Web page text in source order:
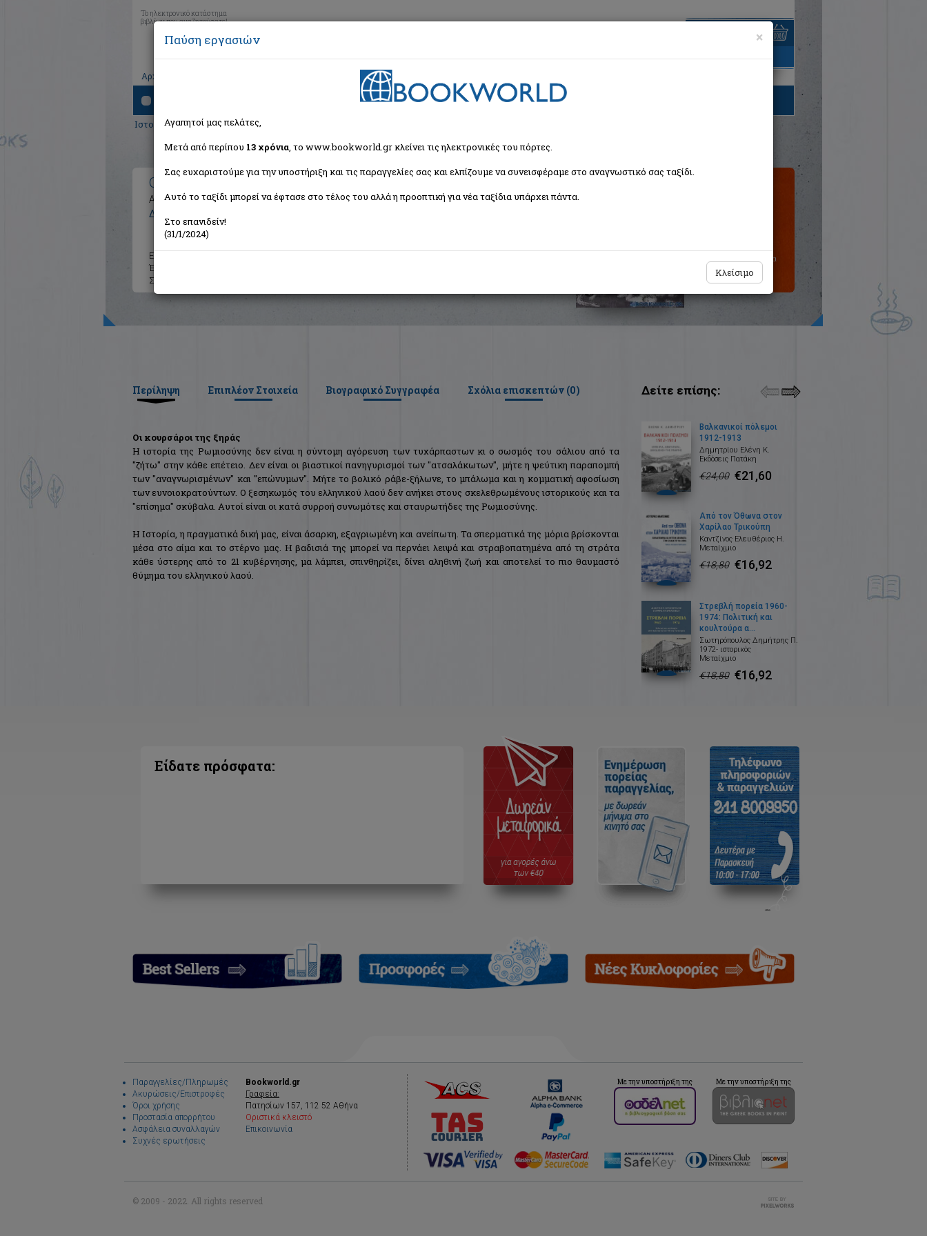
Το ηλεκτρονικό κατάστημα
βιβλίων που αναζητούσατε!
Αρχική
είναι άδειο
Ιστορία>Ελληνική Ιστορία>Νεότερη Ελληνική Ιστορία
Οι κουρσάροι της ξηράς
Από την έξοδο του Μεσολογγίου στο Ναβαρίνο
Δέτσικας Κώστας
Εκδότης:
Έτος:
Σελίδες:
Δεν υπάρχει δυνατότητα
παραγγελίας
Περίληψη Επιπλέον Στοιχεία Βιογραφικό Συγγραφέα Σχόλια επισκεπτών (0)
Οι κουρσάροι της ξηράς
Η ιστορία της Ρωμιοσύνης δεν είναι η σύντομη αγόρευση των τυχάρπαστων κι ο σωσμός του σάλιου από τα
"ζήτω" στην κάθε επέτειο. Δεν είναι οι βιαστικοί πανηγυρισμοί των "ατσαλάκωτων", μήτε η ψεύτικη παραπομπή
των "αναγνωρισμένων" και "επώνυμων". Μήτε το βολικό ράβε-ξήλωνε, το μπάλωμα και η κομματική αφοσίωση
των ευνοιοκρατούντων. Ο ξεσηκωμός του ελληνικού λαού δεν ανήκει στους σκελεθρωμένους ιστορικούς και τα
"επίσημα" σκύβαλα. Αυτοί είναι οι κατά συρροή συνωμότες και σταυρωτήδες της Ρωμιοσύνης.
Η Ιστορία, η πραγματικά δική μας, είναι άσαρκη, εξαγριωμένη και ανείπωτη. Τα σπερματικά της μόρια βρίσκονται
μέσα στο αίμα και το στέρνο μας. Η βαδισιά της μπορεί να περνάει λειψά και στραβοπατημένα από τη στράτα
κάθε ύστερης από το 21 κυβέρνησης, μα λάμπει, σπινθηρίζει, δίνει αληθινή ζωή και αποτελεί το πιο θαυμαστό
θύμημα του ελληνικού λαού.
Δείτε επίσης:
Βαλκανικοί πόλεμοι
1912-1913
Δημητρίου Ελένη Κ.
Εκδόσεις Πατάκη
€24,00 €21,60
Από τον Όθωνα στον
Χαρίλαο Τρικούπη
Καντζίνος Ελευθέριος Η.
Μεταίχμιο
€18,80 €16,92
Στρεβλή πορεία 1960-
1974: Πολιτική και
κουλτούρα α...
Σωτηρόπουλος Δημήτρης Π.
1972- ιστορικός
Μεταίχμιο
€18,80 €16,92
Είδατε πρόσφατα:
Παραγγελίες/Πληρωμές
Ακυρώσεις/Επιστροφές
Όροι χρήσης
Προστασία απορρήτου
Ασφάλεια συναλλαγών
Συχνές ερωτήσεις
Bookworld.gr
Γραφεία:
Πατησίων 157, 112 52 Αθήνα
Οριστικά κλειστό
Επικοινωνία
Με την υποστήριξη της Με την υποστήριξη της
© 2009 - 2022. All rights reserved
×
Παύση εργασιών
Αγαπητοί μας πελάτες,
Μετά από περίπου 13 χρόνια, το www.bookworld.gr κλείνει τις ηλεκτρονικές του πόρτες.
Σας ευχαριστούμε για την υποστήριξη και τις παραγγελίες σας και ελπίζουμε να συνεισφέραμε στο αναγνωστικό σας ταξίδι.
Αυτό το ταξίδι μπορεί να έφτασε στο τέλος του αλλά η προοπτική για νέα ταξίδια υπάρχει πάντα.
Στο επανιδείν!
(31/1/2024)
Κλείσιμο